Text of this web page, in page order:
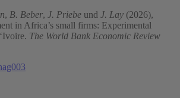
, B. Beber, J. Priebe und J. Lay (2026),
in Africa’s small firms: Experimental
The World Bank Economic Review